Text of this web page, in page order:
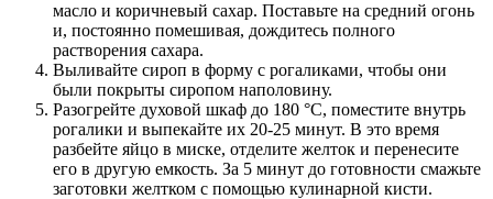
масло и коричневый сахар. Поставьте на средний огонь
и, постоянно помешивая, дождитесь полного
растворения сахара.
Выливайте сироп в форму с рогаликами, чтобы они
были покрыты сиропом наполовину.
Разогрейте духовой шкаф до 180 °C, поместите внутрь
рогалики и выпекайте их 20-25 минут. В это время
разбейте яйцо в миске, отделите желток и перенесите
его в другую емкость. За 5 минут до готовности смажьте
заготовки желтком с помощью кулинарной кисти.